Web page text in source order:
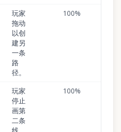
玩家
拖动
以创
建另
一条
路
径。
100%
玩家
停止
画第
二条
100%